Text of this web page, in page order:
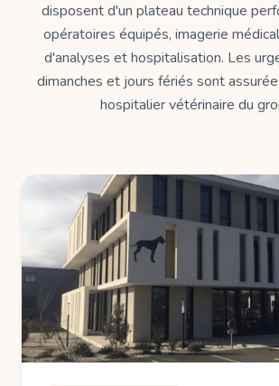
disposent d'un plateau technique
opératoires équipés, imagerie
d'analyses et hospitalisation. Les
dimanches et jours fériés sont
hospitalier vétérinaire du